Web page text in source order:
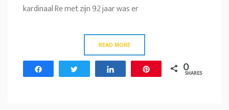
kardinaal Re met zijn 92 jaar was er
READ MORE
0
SHARES